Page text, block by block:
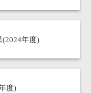
年度)
度)